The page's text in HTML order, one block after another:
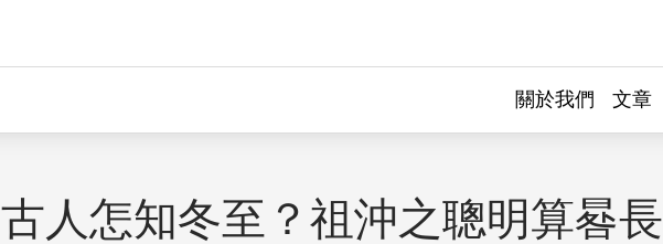
關於我們 文章
古人怎知冬至？祖沖之聰明算晷長